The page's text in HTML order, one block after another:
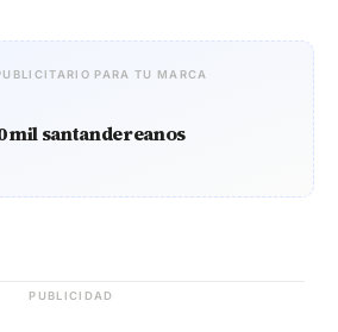
PARA TU MARCA
mil santandereanos
PUBLICIDAD